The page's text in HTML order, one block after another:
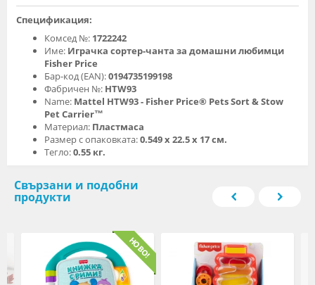
Спецификация:
Комсед №: 1722242
Име: Играчка сортер-чанта за домашни любимци
Fisher Price
Бар-код (EAN):0194735199198
Фабричен №: HTW93
Name: Mattel HTW93 - Fisher Price® Pets Sort & Stow
Pet Carrier™
Материал: Пластмаса
Размер с опаковката:0.549 х 22.5 х 17 см.
Тегло:0.55 кг.
Свързани и подобни
продукти